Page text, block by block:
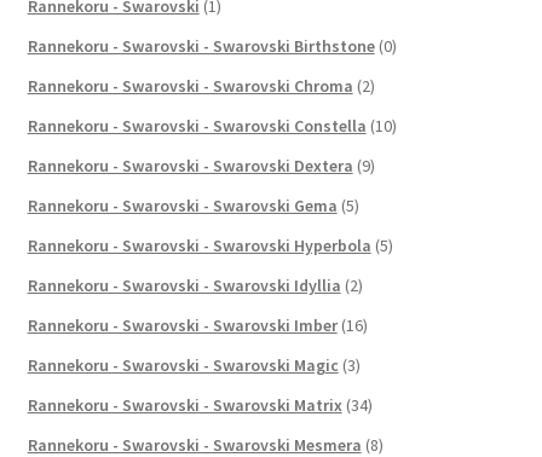
Rannekoru - Swarovski (1)
Rannekoru - Swarovski - Swarovski Birthstone (0)
Rannekoru - Swarovski - Swarovski Chroma (2)
Rannekoru - Swarovski - Swarovski Constella (10)
Rannekoru - Swarovski - Swarovski Dextera (9)
Rannekoru - Swarovski - Swarovski Gema (5)
Rannekoru - Swarovski - Swarovski Hyperbola (5)
Rannekoru - Swarovski - Swarovski Idyllia (2)
Rannekoru - Swarovski - Swarovski Imber (16)
Rannekoru - Swarovski - Swarovski Magic (3)
Rannekoru - Swarovski - Swarovski Matrix (34)
Rannekoru - Swarovski - Swarovski Mesmera (8)